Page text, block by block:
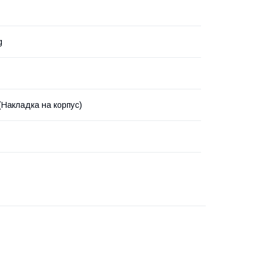
на корпус)